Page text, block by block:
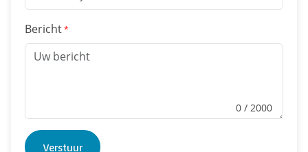
Bericht
0 / 2000
Verstuur